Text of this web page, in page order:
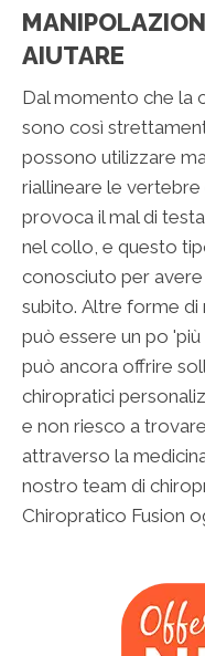
AIUTARE
Dal momento che la
sono così
possono utilizzare
riallineare le
provoca il mal di
nel collo, e questo
conosciuto per
subito. Altre forme di
può essere un po
può ancora offrire
chiropratici
e non riesco a
attraverso la
nostro team di
Chiropratico Fusion